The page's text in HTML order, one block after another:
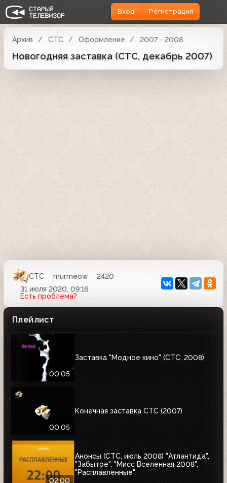
Вход Регистрация
Архив СТС Оформление 2007 - 2008
Новогодняя заставка (СТС, декабрь 2007)
СТС murmeow
2420
31 июля 2020, 09:16
Есть проблема?
Плейлист
00:05
Заставка "Модное кино" (СТС, 2008)
00:05
Конечная заставка СТС (2007)
02:00
Анонсы (СТС, июль 2008) "Атлантида",
"Забытое", "Мисс Вселенная 2008",
"Расплавленные"